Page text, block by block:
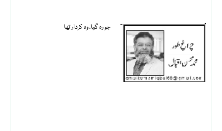
جو رہ گیا، وہ کردار تھا